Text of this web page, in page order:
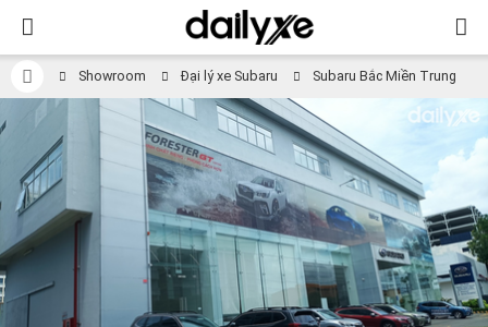
Showroom Đại lý xe Subaru Subaru Bắc Miền Trung